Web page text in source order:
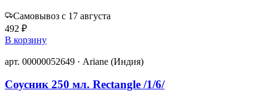
Самовывоз с 17 августа
492 ₽
В корзину
арт. 00000052649 · Ariane (Индия)
Соусник 250 мл. Rectangle /1/6/